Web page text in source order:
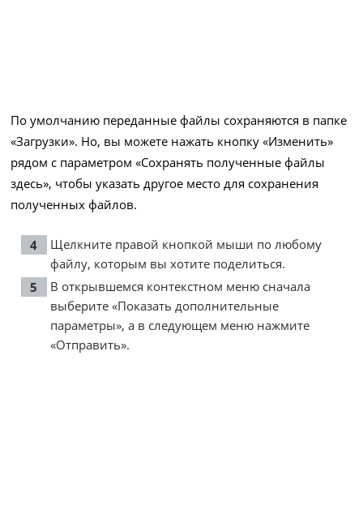
По умолчанию переданные файлы сохраняются в папке
«Загрузки». Но, вы можете нажать кнопку «Изменить»
рядом с параметром «Сохранять полученные файлы
здесь», чтобы указать другое место для сохранения
полученных файлов.
Щелкните правой кнопкой мыши по любому
файлу, которым вы хотите поделиться.
В открывшемся контекстном меню сначала
выберите «Показать дополнительные
параметры», а в следующем меню нажмите
«Отправить».